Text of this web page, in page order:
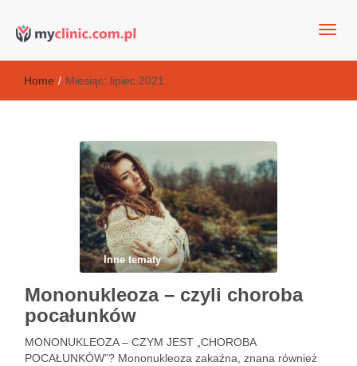
Kosmetyki antyoksydacyjne
Home / Miesiąc: lipiec 2021
Inne tematy
Mononukleoza – czyli choroba
pocałunków
MONONUKLEOZA – CZYM JEST „CHOROBA
POCAŁUNKÓW”? Mononukleoza zakaźna, znana również